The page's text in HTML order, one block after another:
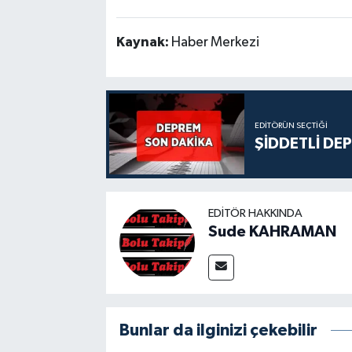
Kaynak: Haber Merkezi
EDITÖRÜN SEÇTIĞI
ŞİDDETLİ
EDITÖR HAKKINDA
Sude KAHRAMAN
Bunlar da ilginizi çekebilir